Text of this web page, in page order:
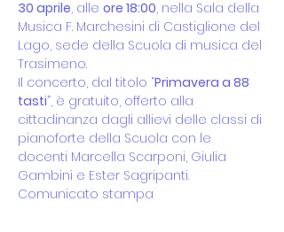
30 aprile, alle ore 18:00, nella Sala della
Musica F. Marchesini di Castiglione del
Lago, sede della Scuola di musica del
Trasimeno.
Il concerto, dal titolo “Primavera a 88
tasti”, è gratuito, offerto alla
cittadinanza dagli allievi delle classi di
pianoforte della Scuola con le
docenti Marcella Scarponi, Giulia
Gambini e Ester Sagripanti.
Comunicato stampa